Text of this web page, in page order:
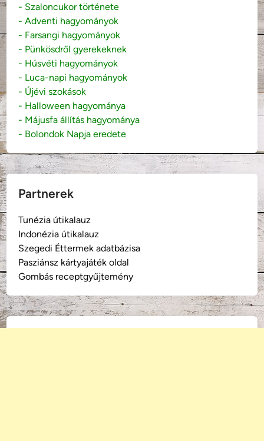
- Szaloncukor története
- Adventi hagyományok
- Farsangi hagyományok
- Pünkösdről gyerekeknek
- Húsvéti hagyományok
- Luca-napi hagyományok
- Újévi szokások
- Halloween hagyománya
- Májusfa állítás hagyománya
- Bolondok Napja eredete
Partnerek
Tunézia útikalauz
Indonézia útikalauz
Szegedi Éttermek adatbázisa
Pasziánsz kártyajáték oldal
Gombás receptgyűjtemény